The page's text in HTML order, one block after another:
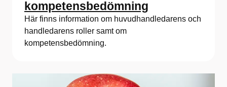
kompetensbedömning
Här finns information om huvudhandledarens och
handledarens roller samt om
kompetensbedömning.